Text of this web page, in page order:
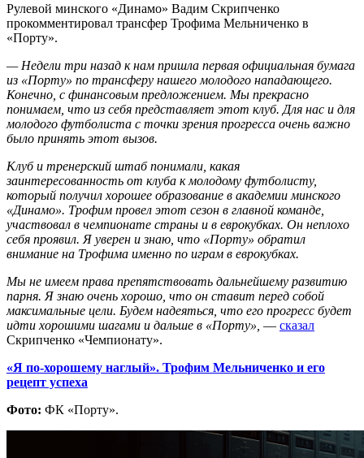
Рулевой минского «Динамо» Вадим Скрипченко
прокомментировал трансфер Трофима Мельниченко в
«Порту».
— Недели три назад к нам пришла первая официальная бумага
из «Порту» по трансферу нашего молодого нападающего.
Конечно, с финансовым предложением. Мы прекрасно
понимаем, что из себя представляет этот клуб. Для нас и для
молодого футболиста с точки зрения прогресса очень важно
было принять этот вызов.
Клуб и тренерский штаб понимали, какая
заинтересованность от клуба к молодому футболисту,
который получил хорошее образование в академии минского
«Динамо». Трофим провел этот сезон в главной команде,
участвовал в чемпионате страны и в еврокубках. Он неплохо
себя проявил. Я уверен и знаю, что «Порту» обратил
внимание на Трофима именно по играм в еврокубках.
Мы не имеем права препятствовать дальнейшему развитию
парня. Я знаю очень хорошо, что он ставит перед собой
максимальные цели. Будем надеяться, что его прогресс будет
идти хорошими шагами и дальше в «Порту», — сказал
Скрипченко «Чемпионату».
«Я по-хорошему наглый». Трофим Мельниченко и его
рецепт успеха
Фото: ФК «Порту».